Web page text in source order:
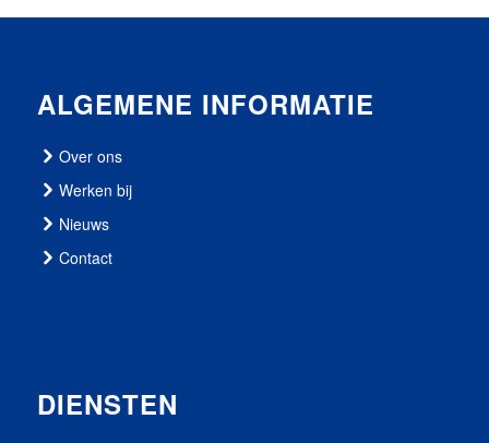
ALGEMENE INFORMATIE
Over ons
Werken bij
Nieuws
Contact
DIENSTEN